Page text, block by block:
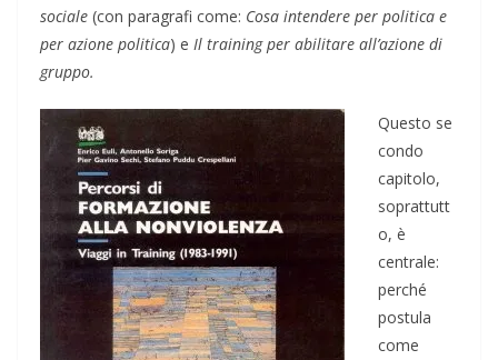
sociale (con paragrafi come: Cosa intendere per politica e
per azione politica) e Il training per abilitare all’azione di
gruppo.
Questo se
condo
capitolo,
soprattutt
o, è
centrale:
perché
postula
come